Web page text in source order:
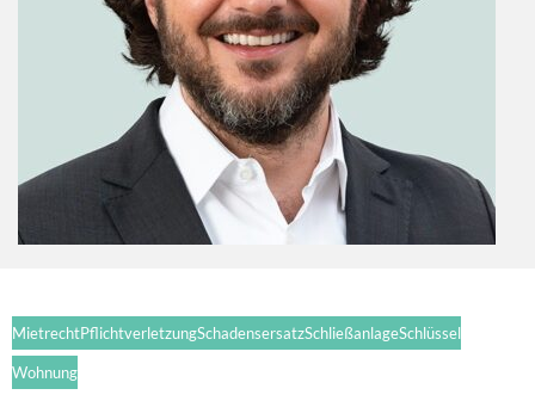
MietrechtPflichtverletzungSchadensersatzSchließanlageSchlüssel
Wohnung